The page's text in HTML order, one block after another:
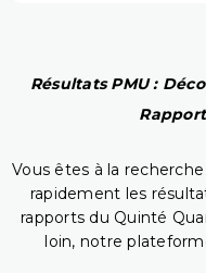
Résultats PMU :
Vous êtes à la
rapidement les
rapports du Quinté
loin, notre